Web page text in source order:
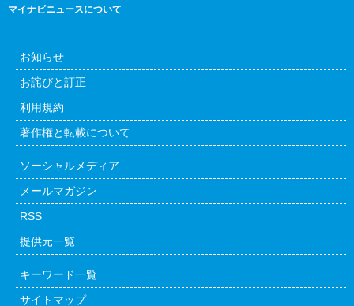
マイナビニュースについて
お知らせ
お詫びと訂正
利用規約
著作権と転載について
ソーシャルメディア
メールマガジン
RSS
提供元一覧
キーワード一覧
サイトマップ